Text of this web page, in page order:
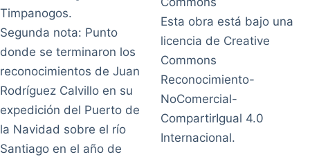
Timpanogos.
Segunda nota: Punto
donde se terminaron los
reconocimientos de Juan
Rodríguez Calvillo en su
expedición del Puerto de
la Navidad sobre el río
Santiago en el año de
Esta obra está bajo una
licencia de Creative
Commons
Reconocimiento-
NoComercial-
CompartirIgual 4.0
Internacional.